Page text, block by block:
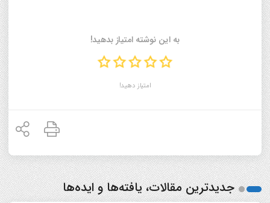
به این نوشته امتیاز بدهید!
امتیاز دهید!
جدیدترین مقالات، یافته‌ها و ایده‌ها